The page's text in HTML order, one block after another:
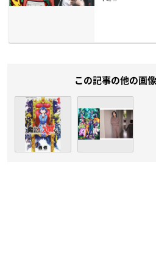
この記事の他の画